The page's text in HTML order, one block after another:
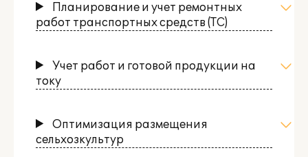
Планирование и учет ремонтных
работ транспортных средств (ТС)
Учет работ и готовой продукции на
току
Оптимизация размещения
сельхозкультур